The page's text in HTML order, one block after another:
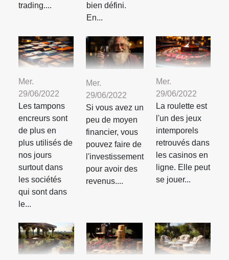
trading....
bien défini.
En...
Mer.
29/06/2022
Les tampons
encreurs sont
de plus en
plus utilisés de
nos jours
surtout dans
les sociétés
qui sont dans
le...
Mer.
29/06/2022
Si vous avez un
peu de moyen
financier, vous
pouvez faire de
l'investissement
pour avoir des
revenus....
Mer.
29/06/2022
La roulette est
l'un des jeux
intemporels
retrouvés dans
les casinos en
ligne. Elle peut
se jouer...